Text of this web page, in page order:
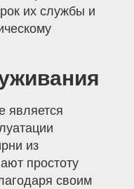
их службы и
является
из
простоту
своим